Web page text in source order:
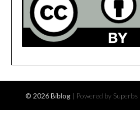
© 2026 Biblog | Powered by Superbs